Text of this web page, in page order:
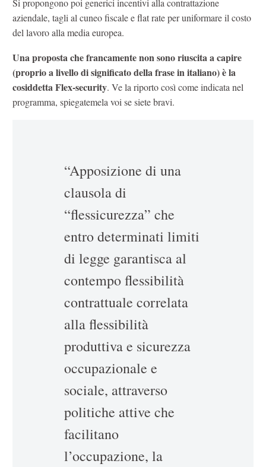
Si propongono poi generici incentivi alla contrattazione
aziendale, tagli al cuneo fiscale e flat rate per uniformare il costo
del lavoro alla media europea.
Una proposta che francamente non sono riuscita a capire
(proprio a livello di significato della frase in italiano) è la
cosiddetta Flex-security. Ve la riporto così come indicata nel
programma, spiegatemela voi se siete bravi.
“Apposizione di una
clausola di
“flessicurezza” che
entro determinati limiti
di legge garantisca al
contempo flessibilità
contrattuale correlata
alla flessibilità
produttiva e sicurezza
occupazionale e
sociale, attraverso
politiche attive che
facilitano
l’occupazione, la